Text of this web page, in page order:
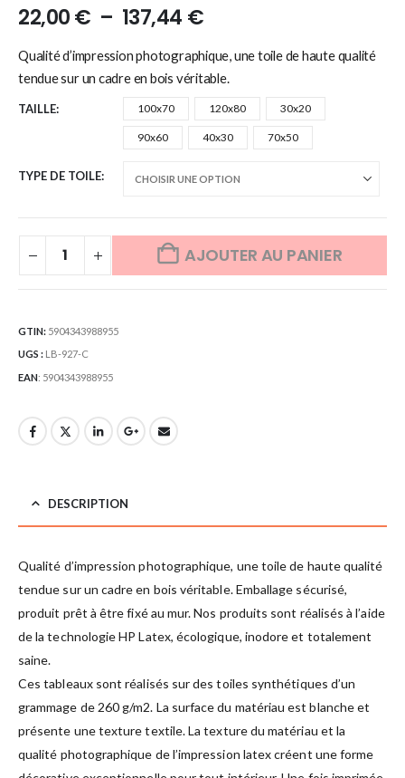
22,00€ – 137,44 €
Qualité d’impression photographique, une toile de haute qualité
tendue sur un cadre en bois véritable.
TAILLE 100x70 120x80 30x20
90x60 40x30 70x50
TYPE DE TOILE
AJOUTER AU PANIER
GTIN: 5904343988955
UGS : LB-927-C
EAN: 5904343988955
DESCRIPTION
Qualité d’impression photographique, une toile de haute qualité
tendue sur un cadre en bois véritable. Emballage sécurisé,
produit prêt à être fixé au mur. Nos produits sont réalisés à l’aide
de la technologie HP Latex, écologique, inodore et totalement
saine.
Ces tableaux sont réalisés sur des toiles synthétiques d’un
grammage de 260 g/m2. La surface du matériau est blanche et
présente une texture textile. La texture du matériau et la
qualité photographique de l’impression latex créent une forme